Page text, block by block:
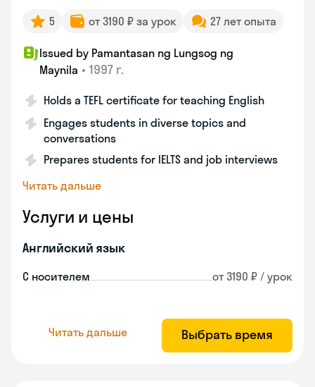
5 от 3190 ₽ за урок 27 лет опыта
Issued by Pamantasan ng Lungsog ng
Maynila • 1997 г.
Holds a TEFL certificate for teaching English
Engages students in diverse topics and
conversations
Prepares students for IELTS and job interviews
Читать дальше
Услуги и цены
Английский язык
С носителем от 3190 ₽ / урок
Читать дальше Выбрать время